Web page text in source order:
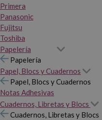
Primera
Panasonic
Fujitsu
Toshiba
Papelería
Papelería
Papel, Blocs y Cuadernos
Papel, Blocs y Cuadernos
Notas Adhesivas
Cuadernos, Libretas y Blocs
Cuadernos, Libretas y Blocs